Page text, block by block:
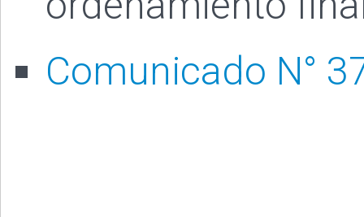
Comunicado N°